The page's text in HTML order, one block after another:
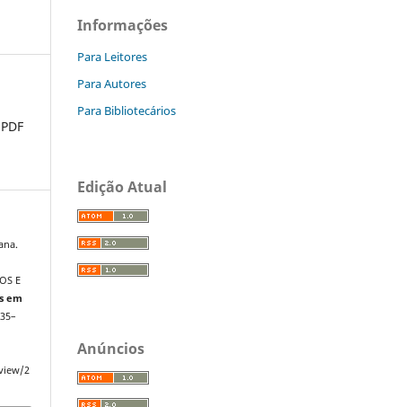
PDF
E
em
2
Informações
Para Leitores
Para Autores
Para Bibliotecários
Edição Atual
Anúncios